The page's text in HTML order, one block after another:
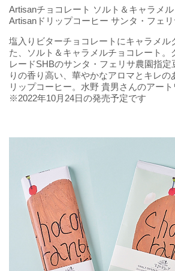
Artisanチョコレート ソルト＆キャラメ
Artisanドリップコーヒー サンタ・フェ
塩入りビターチョコレートにキャラメル
た、ソルト＆キャラメルチョコレート。
レードSHBのサンタ・フェリサ農園指
りの香り高い、華やかなアロマとキレの
リップコーヒー。水野 貴男さんのアート
※2022年10月24日の発売予定です